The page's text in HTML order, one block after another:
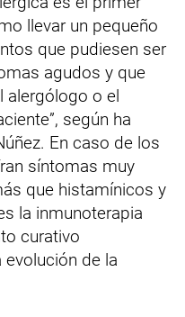
llevar un pequeño
que pudiesen ser
agudos y que
alergólogo o el
según ha
En caso de los
síntomas muy
que histamínicos y
la inmunoterapia
curativo
de la